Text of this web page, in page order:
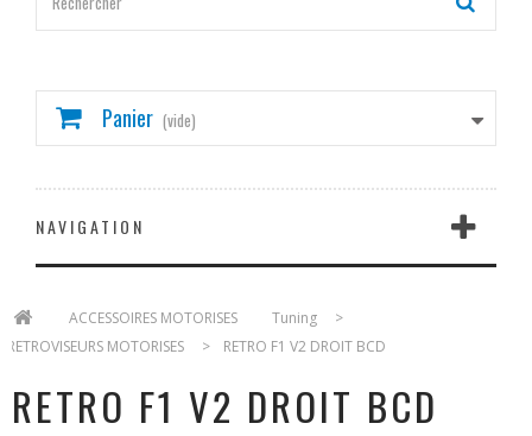
Panier (vide)
NAVIGATION
ACCESSOIRES MOTORISES Tuning
>
RETROVISEURS MOTORISES
> RETRO F1 V2 DROIT BCD
RETRO F1 V2 DROIT BCD